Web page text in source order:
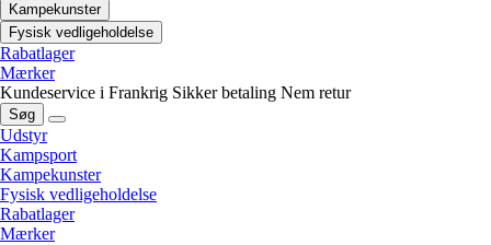
Kampekunster
Fysisk vedligeholdelse
Rabatlager
Mærker
Kundeservice i Frankrig Sikker betaling Nem retur
Søg
Udstyr
Kampsport
Kampekunster
Fysisk vedligeholdelse
Rabatlager
Mærker